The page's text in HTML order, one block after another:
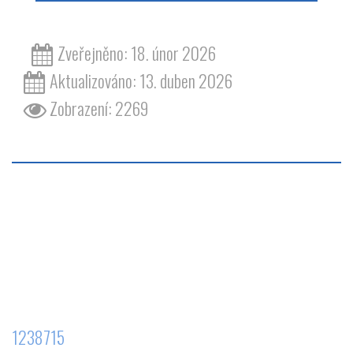
Zveřejněno: 18. únor 2026
Aktualizováno: 13. duben 2026
Zobrazení: 2269
1238715